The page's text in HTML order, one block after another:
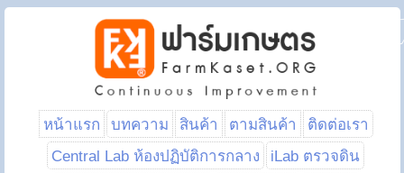
หน้าแรก บทความ สินค้า ตามสินค้า
ติดต่อเรา
Central Lab ห้องปฏิบัติการกลาง
iLab ตรวจดิน